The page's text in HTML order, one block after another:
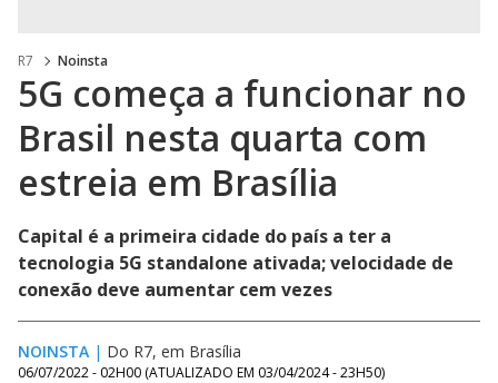
R7 Noinsta
5G começa a funcionar no
Brasil nesta quarta com
estreia em Brasília
Capital é a primeira cidade do país a ter a
tecnologia 5G standalone ativada; velocidade de
conexão deve aumentar cem vezes
NOINSTA | Do R7, em Brasília
06/07/2022 - 02H00 (ATUALIZADO EM 03/04/2024 - 23H50)